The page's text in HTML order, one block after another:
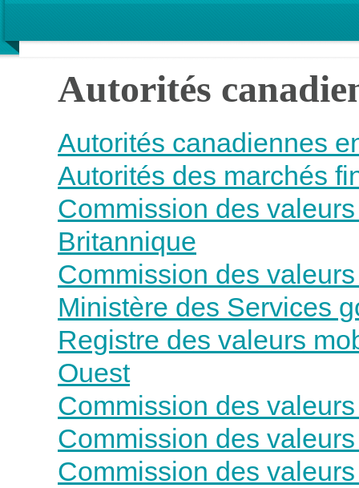
Autorités
Autorités canadiennes
Autorités des marchés
Commission des
Britannique
Commission des
Ministère des Services
Registre des valeurs
Ouest
Commission des
Commission des
Commission des